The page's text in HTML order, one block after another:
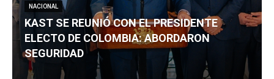
NACIONAL
KAST SE REUNIÓ CON EL PRESIDENTE
ELECTO DE COLOMBIA: ABORDARON
SEGURIDAD